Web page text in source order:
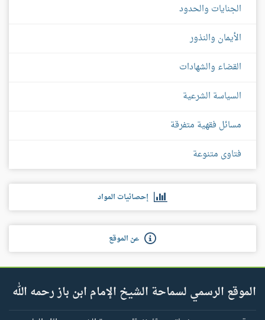
الجنايات والحدود
الأيمان والنذور
القضاء والشهادات
السياسة الشرعية
مسائل فقهية متفرقة
فتاوى متنوعة
إحصائيات المواد
عن الموقع
الموقع الرسمي لسماحة الشيخ الإمام ابن باز رحمه الله